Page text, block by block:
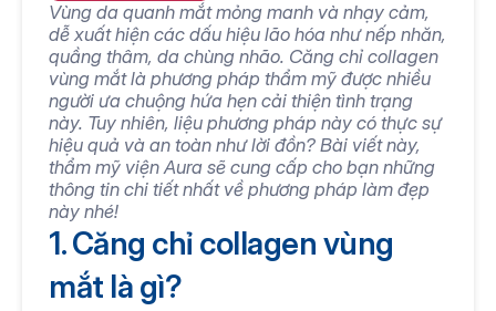
Vùng da quanh mắt mỏng manh và nhạy cảm,
dễ xuất hiện các dấu hiệu lão hóa như nếp nhăn,
quầng thâm, da chùng nhão. Căng chỉ collagen
vùng mắt là phương pháp thẩm mỹ được nhiều
người ưa chuộng hứa hẹn cải thiện tình trạng
này. Tuy nhiên, liệu phương pháp này có thực sự
hiệu quả và an toàn như lời đồn? Bài viết này,
thẩm mỹ viện Aura sẽ cung cấp cho bạn những
thông tin chi tiết nhất về phương pháp làm đẹp
này nhé!
1. Căng chỉ collagen vùng
mắt là gì?